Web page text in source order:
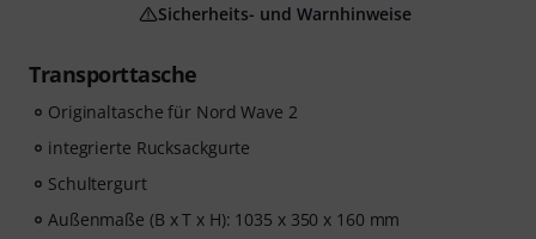
Transporttasche
Originaltasche für Nord Wave 2
integrierte Rucksackgurte
Schultergurt
Außenmaße (B x T x H): 1035 x 350 x 160 mm
Sicherheits- und Warnhinweise